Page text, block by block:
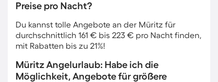
Preise pro Nacht?
Du kannst tolle Angebote an der Müritz für
durchschnittlich 161 € bis 223 € pro Nacht finden,
mit Rabatten bis zu 21%!
Müritz Angelurlaub: Habe ich die
Möglichkeit, Angebote für größere